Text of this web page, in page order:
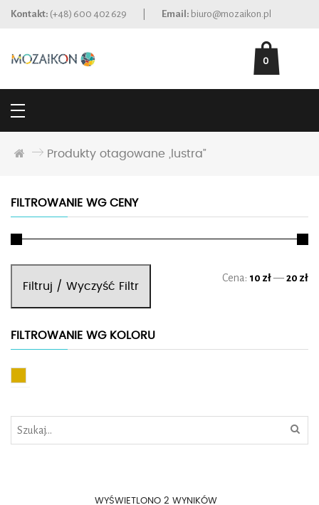
Kontakt: (+48) 600 402 629 Email: biuro@mozaikon.pl
0
Produkty otagowane „lustra”
FILTROWANIE WG CENY
Filtruj / Wyczyść Filtr
Cena: 10 zł—20 zł
FILTROWANIE WG KOLORU
WYŚWIETLONO 2 WYNIKÓW